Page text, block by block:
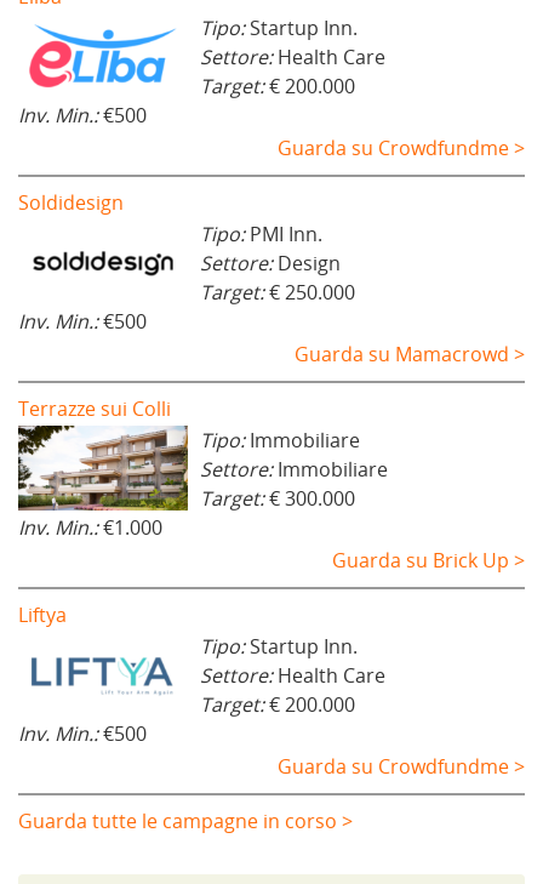
Tipo:Startup Inn.
Settore:Health Care
Target:€ 200.000
Inv. Min.:€500
Guarda su Crowdfundme >
Soldidesign
Tipo:PMI Inn.
Settore:Design
Target:€ 250.000
Inv. Min.:€500
Guarda su Mamacrowd >
Terrazze sui Colli
Tipo:Immobiliare
Settore:Immobiliare
Target:€ 300.000
Inv. Min.:€1.000
Guarda su Brick Up >
Liftya
Tipo:Startup Inn.
Settore:Health Care
Target:€ 200.000
Inv. Min.:€500
Guarda su Crowdfundme >
Guarda tutte le campagne in corso >